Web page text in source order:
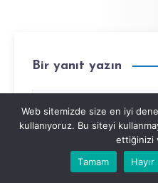
Bir yanıt yazın
Web sitemizde size en iyi
kullanıyoruz. Bu siteyi
ettiğinizi
Tamam
Hayır